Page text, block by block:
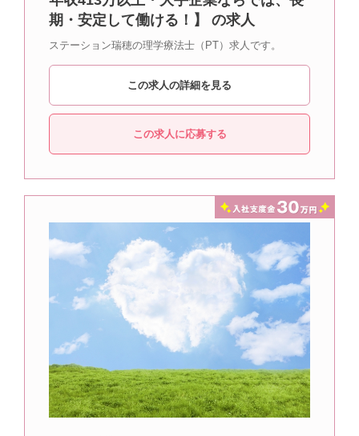
期・安定して働ける！】 の求人
ステーション瑞穂の理学療法士（PT）求人です。
この求人の詳細を見る
この求人に応募する